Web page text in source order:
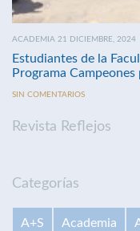
ACADEMIA 21 DICIEMBRE, 2024
Estudiantes de la
Programa
SIN COMENTARIOS
Revista Reflejos
Categorías
A+S Academia